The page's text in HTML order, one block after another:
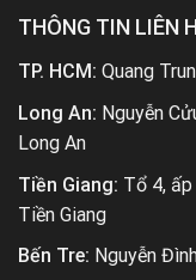
THÔNG TIN LIÊN
TP. HCM: Quang
Long An: Nguyễn
Long An
Tiền Giang: Tổ 4, ấp
Tiền Giang
Bến Tre: Nguyễn